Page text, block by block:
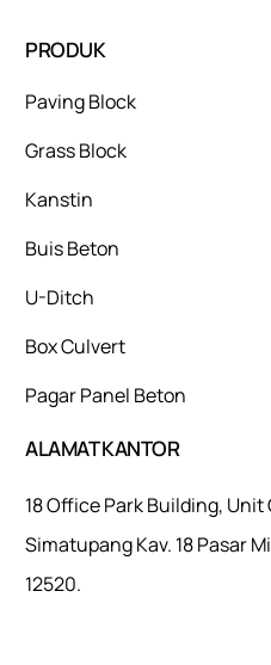
PRODUK
Paving Block
Grass Block
Kanstin
Buis Beton
U-Ditch
Box Culvert
Pagar Panel Beton
ALAMAT KANTOR
18 Office Park Building, Unit
Simatupang Kav. 18 Pasar
12520.